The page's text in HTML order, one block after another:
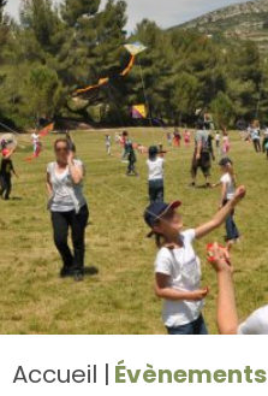
Accueil Évènements